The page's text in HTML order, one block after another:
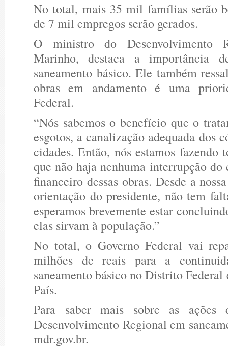
No total, mais 35 mil famílias serão
de 7 mil empregos serão gerados.
O ministro do Desenvolvimento
Marinho, destaca a importância
saneamento básico. Ele também
obras em andamento é uma
Federal.
“Nós sabemos o benefício que o
esgotos, a canalização adequada dos
cidades. Então, nós estamos fazendo
que não haja nenhuma interrupção
financeiro dessas obras. Desde a
orientação do presidente, não tem
esperamos brevemente estar
elas sirvam à população.”
No total, o Governo Federal vai
milhões de reais para a
saneamento básico no Distrito Federal
País.
Para saber mais sobre as
Desenvolvimento Regional em
mdr.gov.br.